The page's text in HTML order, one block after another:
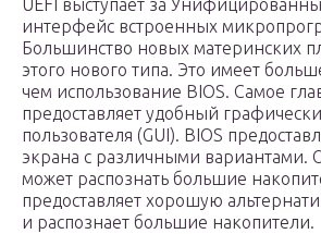
UEFI выступает за
интерфейс встроенных
Большинство новых материнских
этого нового типа. Это имеет
чем использование BIOS. Самое
предоставляет удобный
пользователя (GUI). BIOS
экрана с различными вариантами.
может распознать большие
предоставляет хорошую
и распознает большие накопители.